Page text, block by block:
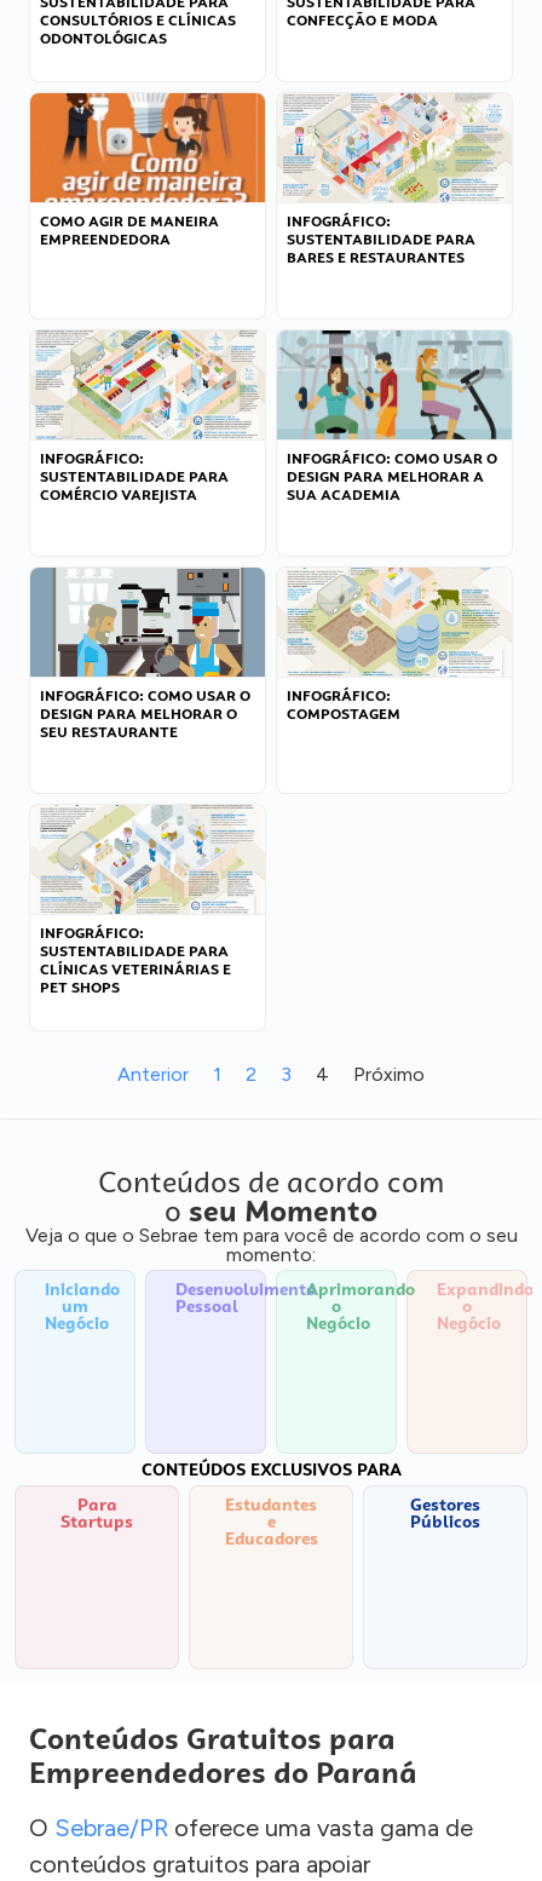
CONSULTÓRIOS E CLÍNICAS
ODONTOLÓGICAS
CONFECÇÃO E MODA
COMO AGIR DE MANEIRA
EMPREENDEDORA
INFOGRÁFICO:
SUSTENTABILIDADE PARA
BARES E RESTAURANTES
INFOGRÁFICO:
SUSTENTABILIDADE PARA
COMÉRCIO VAREJISTA
INFOGRÁFICO: COMO USAR O
DESIGN PARA MELHORAR A
SUA ACADEMIA
INFOGRÁFICO: COMO USAR O
DESIGN PARA MELHORAR O
SEU RESTAURANTE
INFOGRÁFICO:
COMPOSTAGEM
INFOGRÁFICO:
SUSTENTABILIDADE PARA
CLÍNICAS VETERINÁRIAS E
PET SHOPS
Anterior 1 2 3 4 Próximo
Conteúdos de acordo com
o seu Momento
Veja o que o Sebrae tem para você de acordo com o seu
momento:
Iniciando
um
Negócio
Desenvolvimento
Pessoal
Aprimorando
o
Negócio
Expandindo
o
Negócio
CONTEÚDOS EXCLUSIVOS PARA
Para
Startups
Estudantes
e
Educadores
Gestores
Públicos
Conteúdos Gratuitos para
Empreendedores do Paraná
O Sebrae/PR oferece uma vasta gama de
conteúdos gratuitos para apoiar